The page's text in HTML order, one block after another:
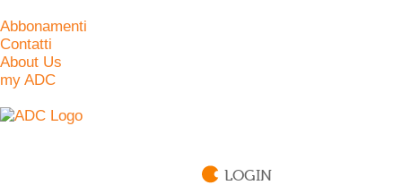
Abbonamenti
Contatti
About Us
my ADC
LOGIN